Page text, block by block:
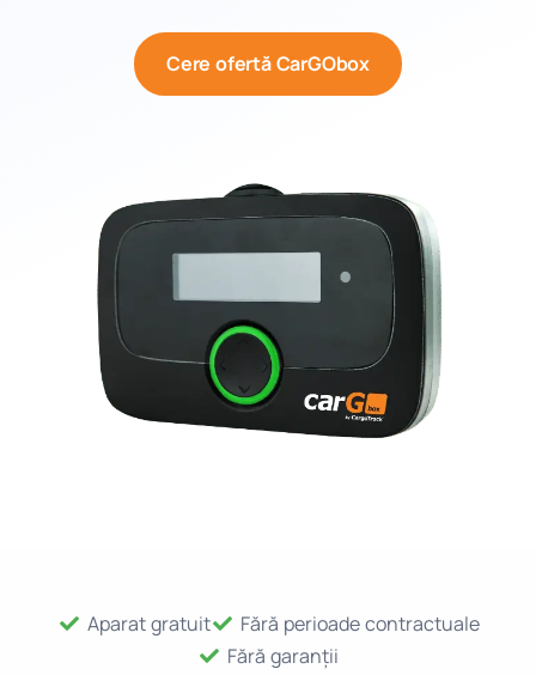
Cere ofertă CarGObox
Aparat gratuit
Fără perioade contractuale
Fără garanții